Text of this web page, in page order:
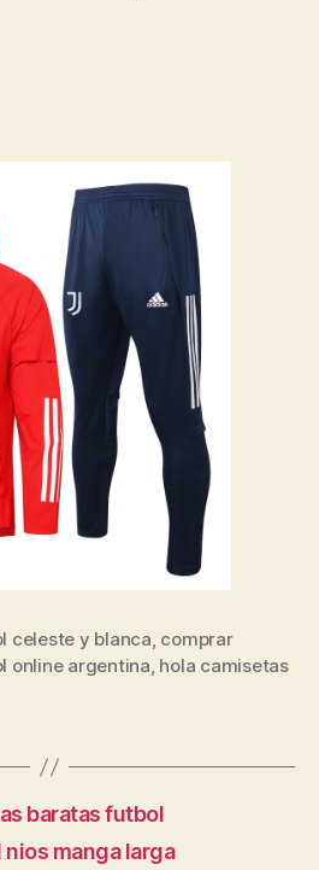
celeste y blanca, comprar
online argentina, hola camisetas
baratas futbol
manga larga